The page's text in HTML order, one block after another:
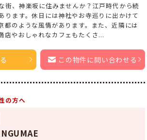
街、神楽坂に住みませんか？江戸時代から続
ります。休日には神社やお寺巡りに出かけて
都のような風情があります。また、近隣には
店やおしゃれなカフェもたくさ...
この物件に問い合わせる
の方へ